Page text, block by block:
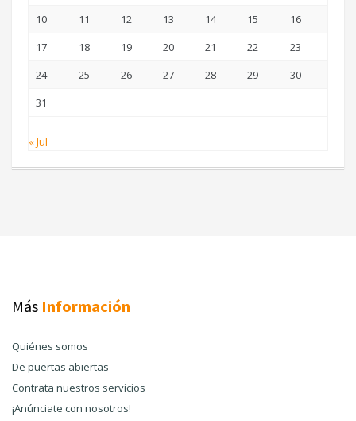
10
11 12 13 14 15
16
17
18 19 20 21 22
23
24
25 26 27 28 29
30
31
« Jul
Más Información
Quiénes somos
De puertas abiertas
Contrata nuestros servicios
¡Anúnciate con nosotros!